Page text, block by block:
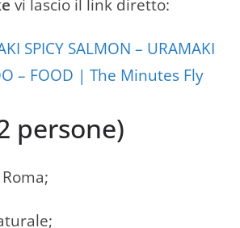
vi lascio il link diretto:
SPICY SALMON – URAMAKI
– FOOD | The Minutes Fly
persone)